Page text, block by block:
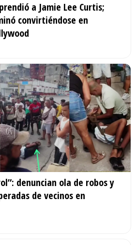
a Jamie Lee Curtis;
convirtiéndose en
denuncian ola de robos y
de vecinos en